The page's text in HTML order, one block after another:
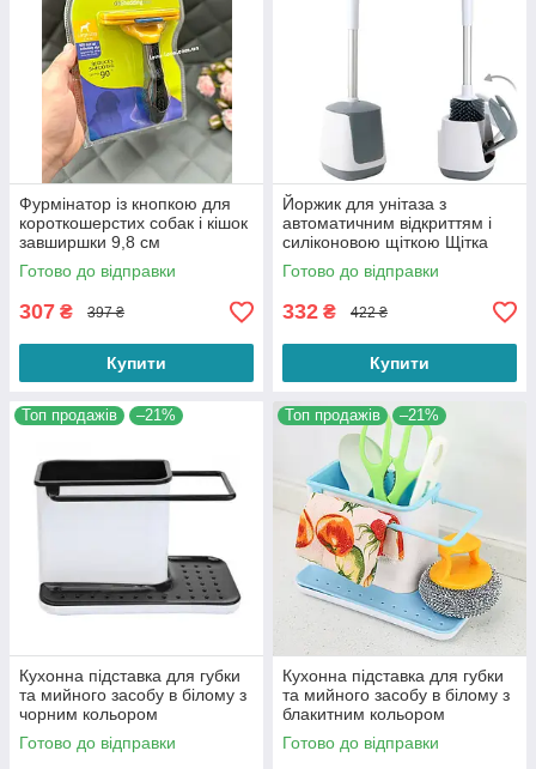
Фурмінатор із кнопкою для
короткошерстих собак і кішок
завширшки 9,8 см
Готово до відправки
307 ₴ 397 ₴
Купити
Йоржик для унітаза з
автоматичним відкриттям і
силіконовою щіткою Щітка
для унітаза з тримачем
Готово до відправки
332 ₴ 422 ₴
Купити
Топ продажів –21%
Кухонна підставка для губки
та мийного засобу в білому з
чорним кольором
Готово до відправки
Топ продажів –21%
Кухонна підставка для губки
та мийного засобу в білому з
блакитним кольором
Готово до відправки